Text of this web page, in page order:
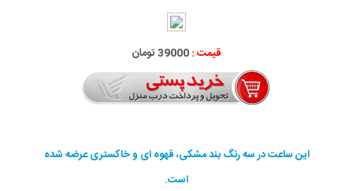
قیمت :39000 تومان
این ساعت در سه رنگ بند مشکی، قهوه ای و خاکستری عرضه شده
است.